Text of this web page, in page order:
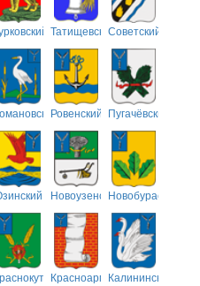
ТатищевскийСоветский
Ровенский Пугачёвский
НовоузенскийНовобурасский
Красноармейский
Калининский